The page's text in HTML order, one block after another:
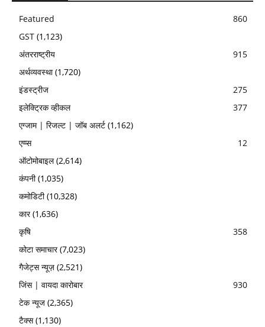
Featured
860
GST (1,123)
अंतरराष्ट्रीय
915
अर्थव्यवस्था(1,720)
इंडस्ट्रीज
275
इलेक्ट्रिक व्हीकल
377
एग्जाम | रिजल्ट | जॉब अलर्ट (1,162)
एप्प्स
12
ऑटोमोबाइल(2,614)
कंपनी(1,035)
कमोडिटी(10,328)
कार(1,636)
कृषि
358
कोटा समाचार(7,023)
गैजेट्स न्यूज़ (2,521)
जिंस | वायदा कारोबार
930
टेक न्यूज (2,365)
टैक्स(1,130)